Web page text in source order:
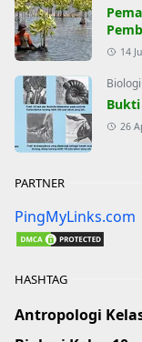
14
26
PARTNER
PingMyLinks.com
HASHTAG
Antropologi